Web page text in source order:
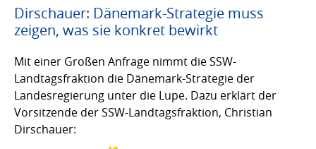
Dirschauer: Dänemark-Strategie muss
zeigen, was sie konkret bewirkt
Mit einer Großen Anfrage nimmt die SSW-
Landtagsfraktion die Dänemark-Strategie der
Landesregierung unter die Lupe. Dazu erklärt der
Vorsitzende der SSW-Landtagsfraktion, Christian
Dirschauer: